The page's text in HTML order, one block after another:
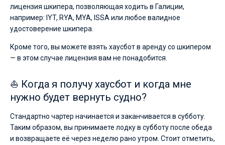
лицензия шкипера, позволяющая ходить в Галиции,
например: IYT, RYA, MYA, ISSA или любое валидное
удостоверение шкипера.
Кроме того, вы можете взять хаусбот в аренду со шкипером
— в этом случае лицензия вам не понадобится.
⛵ Когда я получу хаусбот и когда мне
нужно будет вернуть судно?
Стандартно чартер начинается и заканчивается в субботу.
Таким образом, вы принимаете лодку в субботу после обеда
и возвращаете её через неделю рано утром. Стоит отметить,